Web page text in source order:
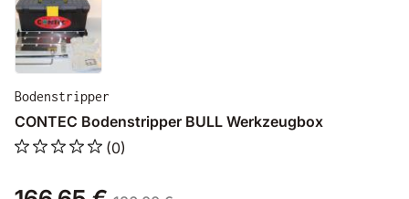
Bodenstripper
CONTEC Bodenstripper BULL Werkzeugbox
(0)